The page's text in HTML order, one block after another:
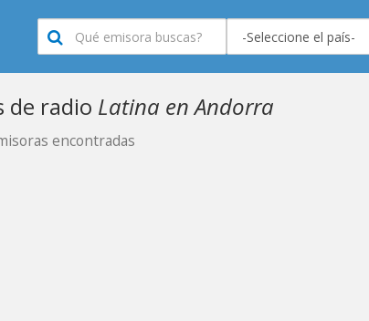
de radio Latina en Andorra
encontradas